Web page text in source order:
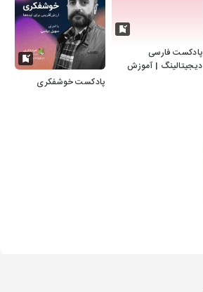
پادکست فارسی
دیجیتالینگ | آموزش
پادکست خوشفکری